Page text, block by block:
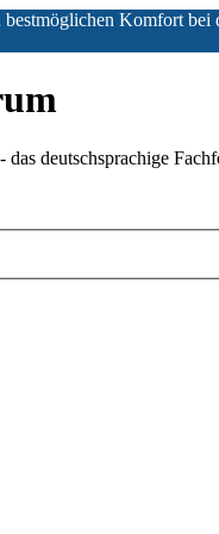
Komfort bei
deutschsprachige